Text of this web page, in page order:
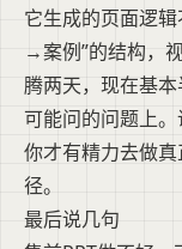
它生成的页面逻
→案例”的结构，
腾两天，现在基
可能问的问题上。
你才有精力去做
径。
最后说几句